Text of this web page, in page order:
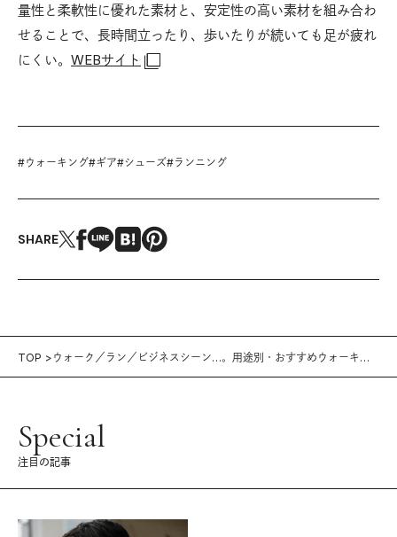
量性と柔軟性に優れた素材と、安定性の高い素材を組み合わ
せることで、長時間立ったり、歩いたりが続いても足が疲れ
にくい。 WEBサイト
#ウォーキング#ギア#シューズ#ランニング
SHARE
TOP
ウォーク／ラン／ビジネスシーン…。用途別・おすすめウォーキン
Special
注目の記事